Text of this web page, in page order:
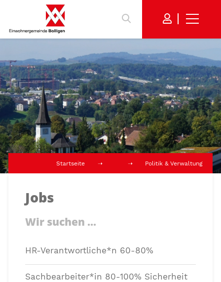
Startseite Politik & Verwaltung
Jobs
Wir suchen ...
HR-Verantwortliche*n 60-80%
Sachbearbeiter*in 80-100% Sicherheit